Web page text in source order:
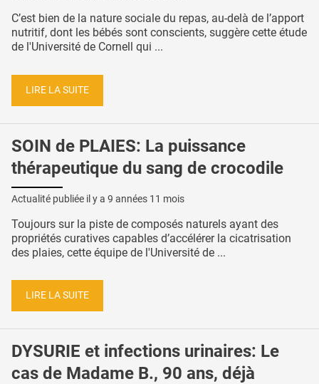
C’est bien de la nature sociale du repas, au-delà de l’apport
nutritif, dont les bébés sont conscients, suggère cette étude
de l'Université de Cornell qui ...
LIRE LA SUITE
SOIN de PLAIES: La puissance
thérapeutique du sang de crocodile
Actualité publiée il y a 9 années 11 mois
Toujours sur la piste de composés naturels ayant des
propriétés curatives capables d’accélérer la cicatrisation
des plaies, cette équipe de l'Université de ...
LIRE LA SUITE
DYSURIE et infections urinaires: Le
cas de Madame B., 90 ans, déjà